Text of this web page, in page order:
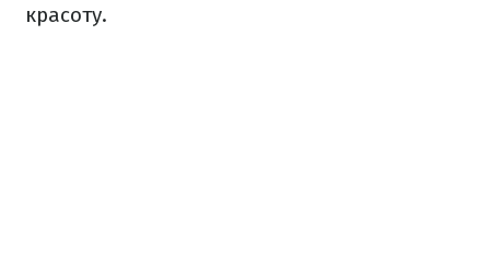
красоту.